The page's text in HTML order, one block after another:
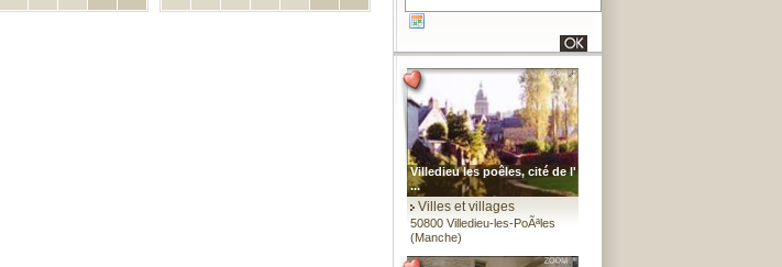
Villedieu les poêles, cité de l'
...
Villes et villages
50800 Villedieu-les-PoÃªles
(Manche)